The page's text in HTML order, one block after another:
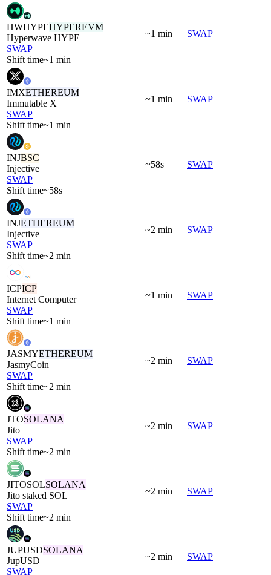
HWHYPEHYPEREVM
Hyperwave HYPE
SWAP
Shift time~1 min
~1 min SWAP
IMXETHEREUM
Immutable X
SWAP
Shift time~1 min
~1 min SWAP
INJBSC
Injective
SWAP
Shift time~58s
~58s SWAP
INJETHEREUM
Injective
SWAP
Shift time~2 min
~2 min SWAP
ICPICP
Internet Computer
SWAP
Shift time~1 min
~1 min SWAP
JASMYETHEREUM
JasmyCoin
SWAP
Shift time~2 min
~2 min SWAP
JTOSOLANA
Jito
SWAP
Shift time~2 min
~2 min SWAP
JITOSOLSOLANA
Jito staked SOL
SWAP
Shift time~2 min
~2 min SWAP
JUPUSDSOLANA
JupUSD
SWAP
~2 min SWAP